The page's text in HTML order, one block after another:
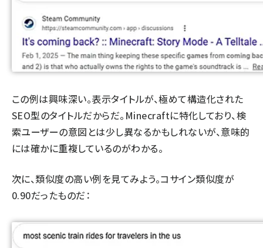
この例は興味深い。表示タイトルが、極めて構造化された
SEO型のタイトルだからだ。Minecraftに特化しており、検
索ユーザーの意図とは少し異なるかもしれないが、意味的
には確かに重複しているのがわかる。
次に、類似度の高い例を見てみよう。コサイン類似度が
0.90だったものだ：